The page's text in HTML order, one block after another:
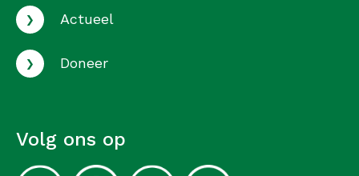
› Actueel
› Doneer
Volg ons op